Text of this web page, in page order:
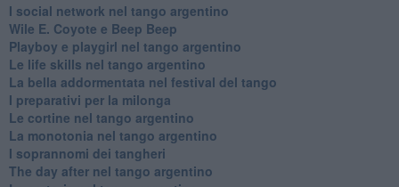
​I social network nel tango argentino
Wile E. Coyote e Beep Beep
Playboy e playgirl nel tango argentino
Le life skills nel tango argentino
La bella addormentata nel festival del tango
I preparativi per la milonga
Le cortine nel tango argentino
La monotonia nel tango argentino
I soprannomi dei tangheri
The day after nel tango argentino